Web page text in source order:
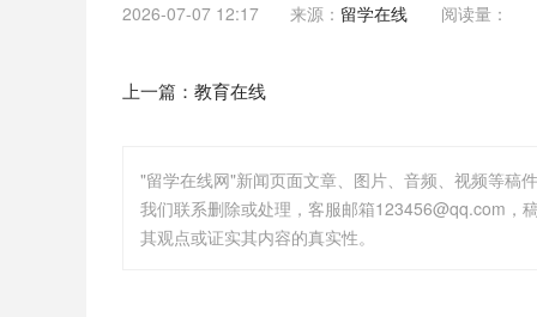
2026-07-07 12:17 来源： 留学在线 阅读量：
上一篇： 教育在线
"留学在线网"新闻页面文章、图片、音频、视频等稿
其观点或证实其内容的真实性。